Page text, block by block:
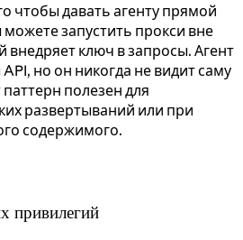
чтобы давать агенту прямой
можете запустить прокси вне
внедряет ключ в запросы. Агент
но он никогда не видит саму
полезен для
развертываний или при
содержимого.
привилегий